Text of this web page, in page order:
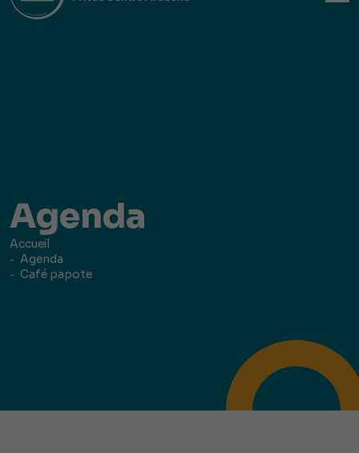
Agenda
Accueil
Agenda
Café papote